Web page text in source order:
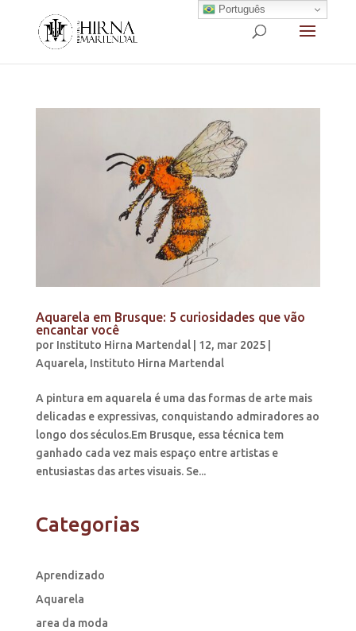
Aquarela em Brusque: 5 curiosidades que vão
encantar você
por Instituto Hirna Martendal| 12, mar 2025|
Aquarela, Instituto Hirna Martendal
A pintura em aquarela é uma das formas de arte mais
delicadas e expressivas, conquistando admiradores ao
longo dos séculos.Em Brusque, essa técnica tem
ganhado cada vez mais espaço entre artistas e
entusiastas das artes visuais. Se...
Categorias
Aprendizado
Aquarela
area da moda
Português